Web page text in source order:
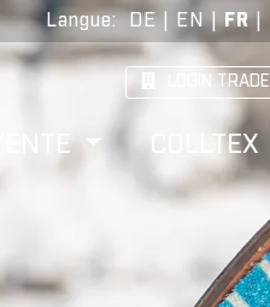
Langue:DE| EN |FR|
LOGIN TRADE
VENTE COLLTEX